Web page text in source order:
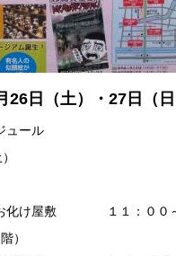
26日（土）・27日（日
ュール
敷 １１：００～
）